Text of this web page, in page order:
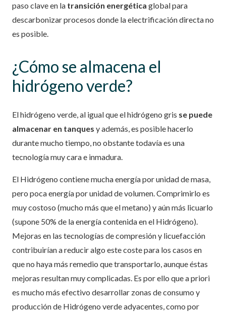
paso clave en la transición energética global para
descarbonizar procesos donde la electrificación directa no
es posible.
¿Cómo se almacena el
hidrógeno verde?
El hidrógeno verde, al igual que el hidrógeno gris se puede
almacenar en tanques y además, es posible hacerlo
durante mucho tiempo, no obstante todavía es una
tecnología muy cara e inmadura.
El Hidrógeno contiene mucha energía por unidad de masa,
pero poca energía por unidad de volumen. Comprimirlo es
muy costoso (mucho más que el metano) y aún más licuarlo
(supone 50% de la energía contenida en el Hidrógeno).
Mejoras en las tecnologías de compresión y licuefacción
contribuirían a reducir algo este coste para los casos en
que no haya más remedio que transportarlo, aunque éstas
mejoras resultan muy complicadas. Es por ello que a priori
es mucho más efectivo desarrollar zonas de consumo y
producción de Hidrógeno verde adyacentes, como por